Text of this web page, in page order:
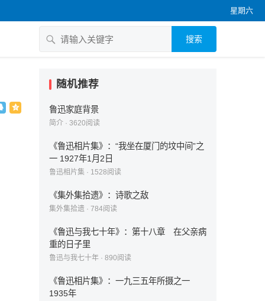
星期六
搜索
随机推荐
鲁迅家庭背景
简介 · 3620阅读
《鲁迅相片集》：“我坐在厦门的坟中间”之
一 1927年1月2日
鲁迅相片集 · 1528阅读
《集外集拾遗》：诗歌之敌
集外集拾遗 · 784阅读
《鲁迅与我七十年》：第十八章 在父亲病
重的日子里
鲁迅与我七十年 · 890阅读
《鲁迅相片集》：一九三五年所摄之一
1935年